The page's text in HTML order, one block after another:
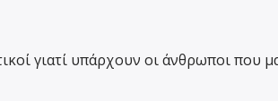
γιατί υπάρχουν οι άνθρωποι που